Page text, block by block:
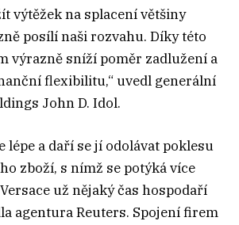
výtěžek na splacení většiny
posílí naši rozvahu. Díky této
výrazně sníží poměr zadlužení a
flexibilitu,“ uvedl generální
John D. Idol.
lépe a daří se jí odolávat poklesu
zboží, s nímž se potýká více
už nějaký čas hospodaří
agentura Reuters. Spojení firem